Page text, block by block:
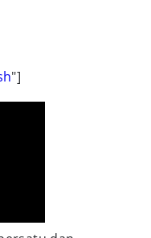
"]